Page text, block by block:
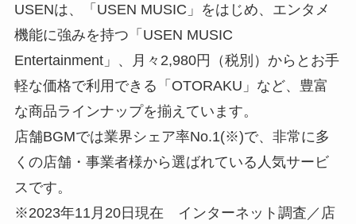
USENは、「USEN MUSIC」をはじめ、エンタメ
機能に強みを持つ「USEN MUSIC
Entertainment」、月々2,980円（税別）からとお手
軽な価格で利用できる「OTORAKU」など、豊富
な商品ラインナップを揃えています。
店舗BGMでは業界シェア率No.1(※)で、非常に多
くの店舗・事業者様から選ばれている人気サービ
スです。
※2023年11月20日現在 インターネット調査／店